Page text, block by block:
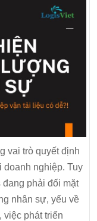
vai trò quyết định
doanh nghiệp. Tuy
phải đối mặt
nhân sự, yếu về
việc phát triển